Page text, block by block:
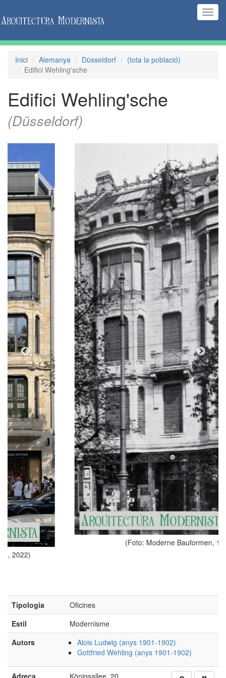
Inici Alemanya Düsseldorf
(tota la població)
Edifici Wehling'sche
Edifici Wehling'sche
(Düsseldorf)
(Foto: Moderne Bauformen, 1904)
Tipologia
Oficines
Estil
Modernisme
Autors
Alois Ludwig (anys 1901-1902)
Gottfried Wehling (anys 1901-1902)
Adreça Königsallee, 20